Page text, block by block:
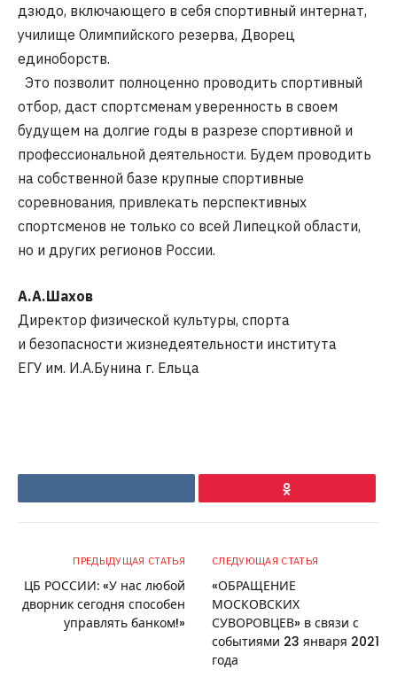
дзюдо, включающего в себя спортивный интернат,
училище Олимпийского резерва, Дворец
единоборств.
Это позволит полноценно проводить спортивный
отбор, даст спортсменам уверенность в своем
будущем на долгие годы в разрезе спортивной и
профессиональной деятельности. Будем проводить
на собственной базе крупные спортивные
соревнования, привлекать перспективных
спортсменов не только со всей Липецкой области,
но и других регионов России.
А.А.Шахов
Директор физической культуры, спорта
и безопасности жизнедеятельности института
ЕГУ им. И.А.Бунина г. Ельца
Ok
ПРЕДЫДУЩАЯ СТАТЬЯ
ЦБ РОССИИ: «У нас любой
дворник сегодня способен
управлять банком!»
СЛЕДУЮЩАЯ СТАТЬЯ
«ОБРАЩЕНИЕ
МОСКОВСКИХ
СУВОРОВЦЕВ» в связи с
событиями 23 января 2021
года